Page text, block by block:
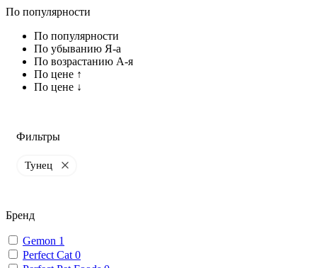
По популярности
По популярности
По убыванию Я-а
По возрастанию А-я
По цене ↑
По цене ↓
Фильтры
Тунец
Бренд
Gemon 1
Perfect Cat 0